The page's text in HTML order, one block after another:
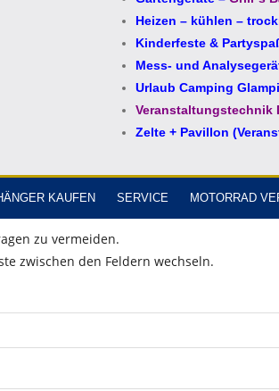
Heizen – kühlen –
Kinderfeste &
Mess- und
Urlaub Camping
Veranstaltungstechnik
Zelte + Pavillon
KAUFEN SERVICE MOTORRAD
zu vermeiden.
zwischen den Feldern wechseln.